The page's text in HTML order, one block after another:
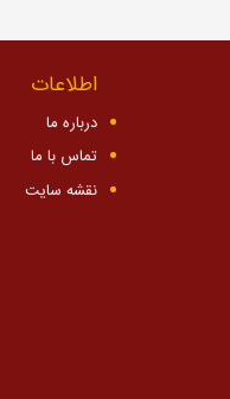
اطلاعات
درباره ما
تماس با ما
نقشه سایت